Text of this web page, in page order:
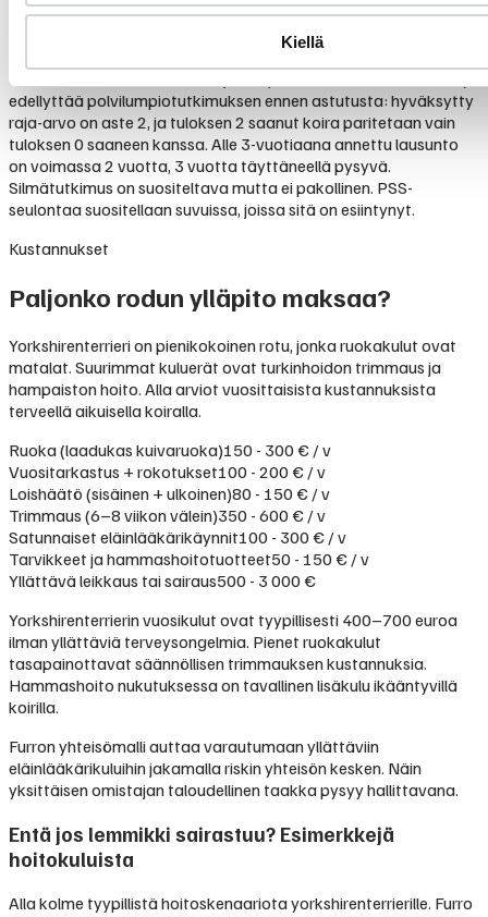
Kiellä
Legg-Calvé-Perthesin Rotualtis,
1 500 - 3 000
€
Yorkshirenterrierin PEVISA-ohjelma (voimassa 1.1.2021 alkaen)
edellyttää polvilumpiotutkimuksen ennen astutusta: hyväksytty
raja-arvo on aste 2, ja tuloksen 2 saanut koira paritetaan vain
tuloksen 0 saaneen kanssa. Alle 3-vuotiaana annettu lausunto
on voimassa 2 vuotta, 3 vuotta täyttäneellä pysyvä.
Silmätutkimus on suositeltava mutta ei pakollinen. PSS-
seulontaa suositellaan suvuissa, joissa sitä on esiintynyt.
Kustannukset
Paljonko rodun ylläpito maksaa?
Yorkshirenterrieri on pienikokoinen rotu, jonka ruokakulut ovat
matalat. Suurimmat kuluerät ovat turkinhoidon trimmaus ja
hampaiston hoito. Alla arviot vuosittaisista kustannuksista
terveellä aikuisella koiralla.
Ruoka (laadukas kuivaruoka)150 - 300 € / v
Vuositarkastus + rokotukset100 - 200 € / v
Loishäätö (sisäinen + ulkoinen)80 - 150 € / v
Trimmaus (6–8 viikon välein)350 - 600 € / v
Satunnaiset eläinlääkärikäynnit100 - 300 € / v
Tarvikkeet ja hammashoitotuotteet50 - 150 € / v
Yllättävä leikkaus tai sairaus500 - 3 000 €
Yorkshirenterrierin vuosikulut ovat tyypillisesti 400–700 euroa
ilman yllättäviä terveysongelmia. Pienet ruokakulut
tasapainottavat säännöllisen trimmauksen kustannuksia.
Hammashoito nukutuksessa on tavallinen lisäkulu ikääntyvillä
koirilla.
Furron yhteisömalli auttaa varautumaan yllättäviin
eläinlääkärikuluihin jakamalla riskin yhteisön kesken. Näin
yksittäisen omistajan taloudellinen taakka pysyy hallittavana.
Entä jos lemmikki sairastuu? Esimerkkejä
hoitokuluista
Alla kolme tyypillistä hoitoskenaariota yorkshirenterrierille. Furro